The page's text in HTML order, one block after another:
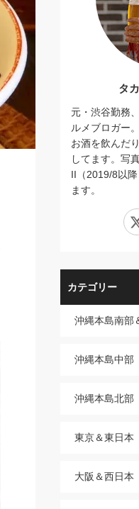
タ
元・渋谷勤務
ルメブロガー
お酒を飲んだ
してます。写
II（2019/8以
ます。
カテゴリー
沖縄本島南部
沖縄本島中部
沖縄本島北部
東京＆東日本
大阪＆西日本